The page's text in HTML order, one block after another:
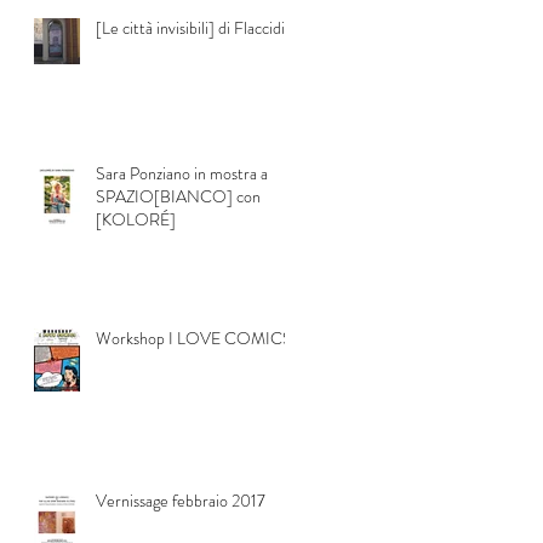
[Le città invisibili] di Flaccidia
Sara Ponziano in mostra a
SPAZIO[BIANCO] con
[KOLORÉ]
Workshop I LOVE COMICS
Vernissage febbraio 2017